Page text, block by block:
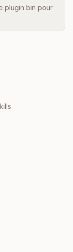
plugin bin pour